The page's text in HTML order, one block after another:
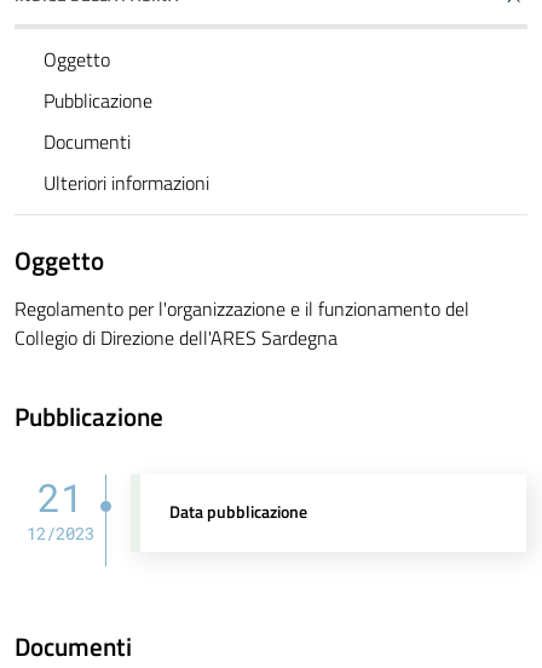
Oggetto
Pubblicazione
Documenti
Ulteriori informazioni
Oggetto
Regolamento per l'organizzazione e il funzionamento del
Collegio di Direzione dell'ARES Sardegna
Pubblicazione
21
12/2023
Data pubblicazione
Documenti